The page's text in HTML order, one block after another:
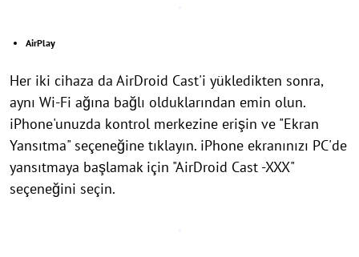
AirPlay
Her iki cihaza da AirDroid Cast'i yükledikten sonra,
aynı Wi-Fi ağına bağlı olduklarından emin olun.
iPhone'unuzda kontrol merkezine erişin ve "Ekran
Yansıtma" seçeneğine tıklayın. iPhone ekranınızı PC'de
yansıtmaya başlamak için "AirDroid Cast -XXX"
seçeneğini seçin.